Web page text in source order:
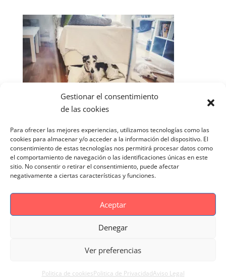
Gestionar el consentimiento
de las cookies
Para ofrecer las mejores experiencias, utilizamos tecnologías como las
cookies para almacenar y/o acceder a la información del dispositivo. El
consentimiento de estas tecnologías nos permitirá procesar datos como
el comportamiento de navegación o las identificaciones únicas en este
sitio. No consentir o retirar el consentimiento, puede afectar
negativamente a ciertas características y funciones.
Aceptar
Denegar
Ver preferencias
Politica de cookiesPolitica de PrivacidadAviso Legal
Politica de Privacidad
Reportaje Magnific